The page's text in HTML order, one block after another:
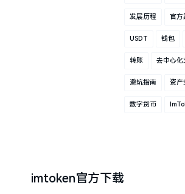
发展历程 官方
USDT 钱包
转账 去中心化
避坑指南 资产
数字货币
imtoken官方下载